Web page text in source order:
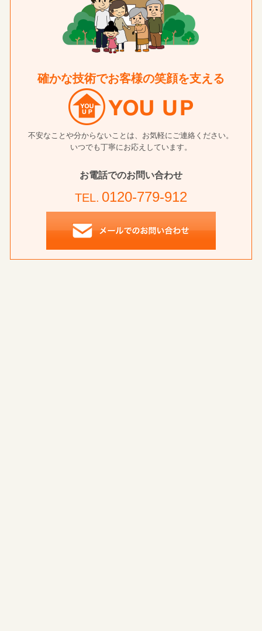
確かな技術でお客様の笑顔を支える
不安なことや分からないことは、お気軽にご連絡ください。
いつでも丁寧にお応えしています。
お電話でのお問い合わせ
TEL. 0120-779-912